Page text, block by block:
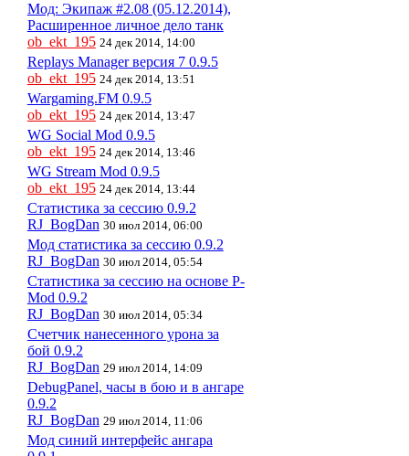
Мод: Экипаж #2.08 (05.12.2014),
Расширенное личное дело танк
ob_ekt_195 24 дек 2014, 14:00
Replays Manager версия 7 0.9.5
ob_ekt_195 24 дек 2014, 13:51
Wargaming.FM 0.9.5
ob_ekt_195 24 дек 2014, 13:47
WG Social Mod 0.9.5
ob_ekt_195 24 дек 2014, 13:46
WG Stream Mod 0.9.5
ob_ekt_195 24 дек 2014, 13:44
Статистика за сессию 0.9.2
RJ_BogDan 30 июл 2014, 06:00
Мод статистика за сессию 0.9.2
RJ_BogDan 30 июл 2014, 05:54
Статистика за сессию на основе P-
Mod 0.9.2
RJ_BogDan 30 июл 2014, 05:34
Счетчик нанесенного урона за
бой 0.9.2
RJ_BogDan 29 июл 2014, 14:09
DebugPanel, часы в бою и в ангаре
0.9.2
RJ_BogDan 29 июл 2014, 11:06
Мод синий интерфейс ангара